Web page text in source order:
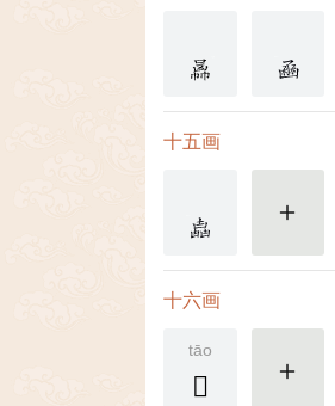
十五画
更多
十六画
tāo
𠚜 更多